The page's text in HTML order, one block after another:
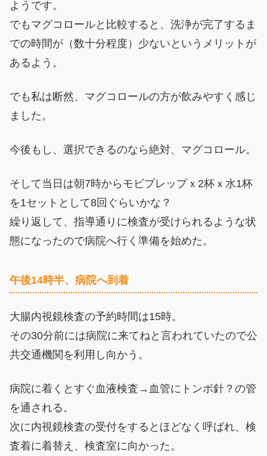
ようです。
でもマグコロールと比較すると、洗浄が完了するま
での時間が（数十分程度）少ないというメリットが
あるよう。
でも私は断然、マグコロールの方が飲みやすく感じ
ました。
今後もし、選択できるのなら絶対、マグコロール。
そして当日は朝7時からモビプレップｘ2杯ｘ水1杯
を1セットとして8回ぐらいかな？
繰り返して、指導通りに検査が受けられるような状
態になったので病院へ行く準備を始めた。
午後14時半、病院へ到着
大腸内視鏡検査の予約時間は15時。
その30分前には病院に来てねと言われていたので公
共交通機関を利用し向かう。
病院に着くとすぐ血液検査→血管にトンボ針？の管
を通される。
次に内視鏡検査の受付をするとほどなく呼ばれ、検
査着に着替え、検査室に向かった。